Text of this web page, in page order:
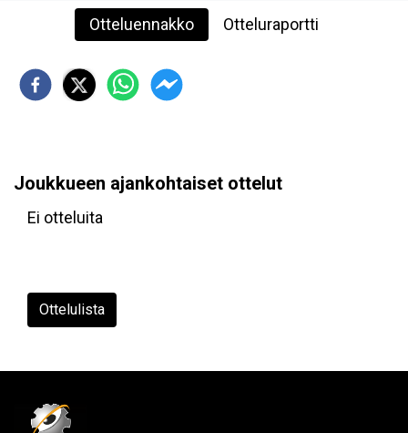
Otteluennakko Otteluraportti
Joukkueen ajankohtaiset ottelut
Ei otteluita
Ottelulista